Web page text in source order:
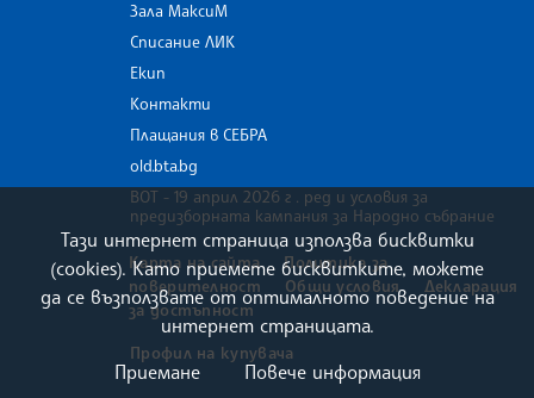
Зала МаксиМ
Списание ЛИК
Екип
Контакти
Плащания в СЕБРА
old.bta.bg
ВОТ - 19 април 2026 г . ред и условия за
предизборната кампания за Народно събрание
Карта на сайта
Политика за
поверителност
Общи условия
Декларация
за достъпност
Профил на купувача
Тази интернет страница използва бисквитки
(cookies). Като приемете бисквитките, можете
да се възползвате от оптималното поведение на
интернет страницата.
Приемане
Повече информация